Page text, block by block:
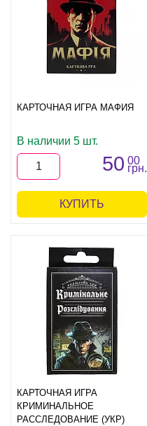
КАРТОЧНАЯ ИГРА МАФИЯ
В наличии 5 шт.
50 00
грн.
КУПИТЬ
КАРТОЧНАЯ ИГРА
КРИМИНАЛЬНОЕ
РАССЛЕДОВАНИЕ (УКР)